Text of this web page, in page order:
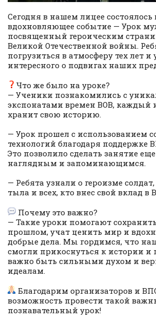
Сегодня в нашем лицее состоялось
вдохновляющее событие — Урок
посвященный героическим
Великой Отечественной войны.
погрузиться в атмосферу тех лет и
интересного о подвигах наших
Что же было на уроке?
— Ученики познакомились с
экспонатами времен ВОВ, каждый
хранит свою историю.
— Урок прошел с использованием
технологий благодаря поддержке
Это позволило сделать занятие
наглядным и запоминающимся.
— Ребята узнали о героизме
тыла и всех, кто внес свой вклад в
Почему это важно?
— Такие уроки помогают
прошлом, учат ценить мир и
добрые дела. Мы гордимся, что
смогли прикоснуться к истории и
важно быть сильными духом и
идеалам.
Благодарим организаторов и
возможность провести такой
познавательный урок!